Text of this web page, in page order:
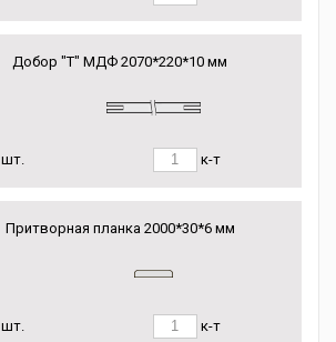
Добор "Т" МДФ 2070*220*10 мм
шт. к-т
Притворная планка 2000*30*6 мм
шт. к-т